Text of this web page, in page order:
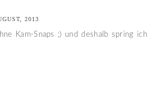
2013
Kam-Snaps ;) und deshalb spring ich